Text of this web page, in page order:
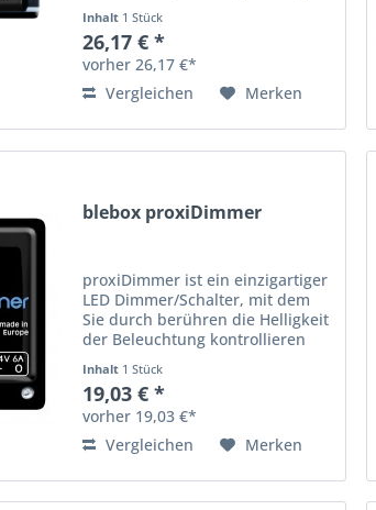
steuern, die µWiFi Technologie
nutzen: Rollläden, Tore,
Beleuchtung, und...
Inhalt 1 Stück
26,17 € *
vorher 26,17 €*
Vergleichen
Merken
blebox proxiDimmer
proxiDimmer ist ein einzigartiger
LED Dimmer/Schalter, mit dem
Sie durch berühren die Helligkeit
der Beleuchtung kontrollieren
leitenden Materialien (Holz, Stein,
Glas, u.s.w.). So kann man ihn
in...
Inhalt 1 Stück
19,03 € *
vorher 19,03 €*
Vergleichen
Merken